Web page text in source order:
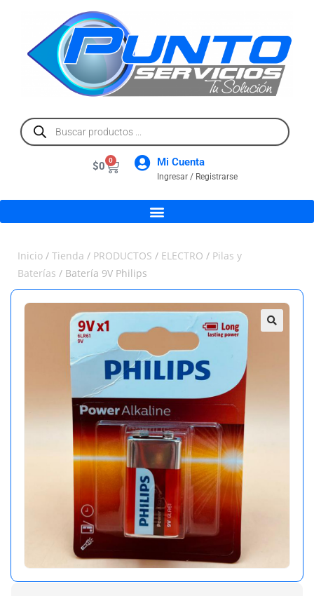
$0 0 Mi Cuenta
Ingresar / Registrarse
Inicio / Tienda / PRODUCTOS / ELECTRO / Pilas y
Baterías / Batería 9V Philips